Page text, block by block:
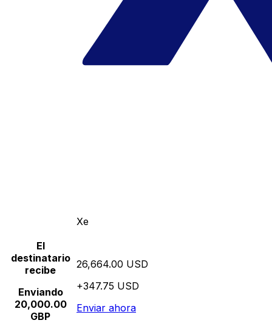
Xe
El
destinatario
recibe
Enviando
20,000.00
GBP
26,664.00 USD
+347.75 USD
Enviar ahora